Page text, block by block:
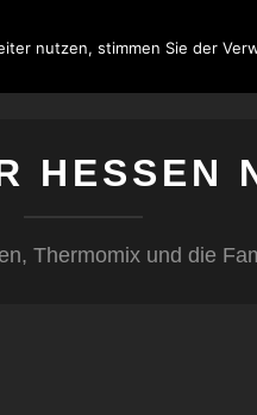
HESSEN
Thermomix und die
nutzen, stimmen Sie der